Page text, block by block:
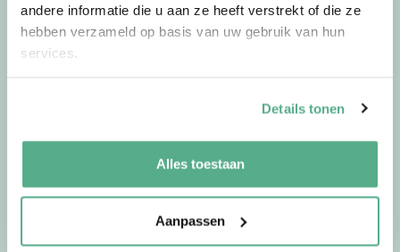
andere informatie die u aan ze heeft verstrekt of die ze
hebben verzameld op basis van uw gebruik van hun
services.
Details tonen
Alles toestaan
Aanpassen
Waarom we in het voorjaar
sneller financiële
beslissingen nemen en hoe
alleen het weer. De dagen worden langer, …
Lees meer